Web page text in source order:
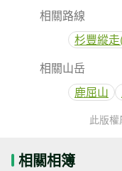
相關路線
杉豐縱
相關山岳
鹿屈山
此版
相關相簿